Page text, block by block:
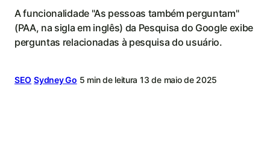
A funcionalidade "As pessoas também perguntam"
(PAA, na sigla em inglês) da Pesquisa do Google exibe
perguntas relacionadas à pesquisa do usuário.
SEO Sydney Go 5 min de leitura 13 de maio de 2025